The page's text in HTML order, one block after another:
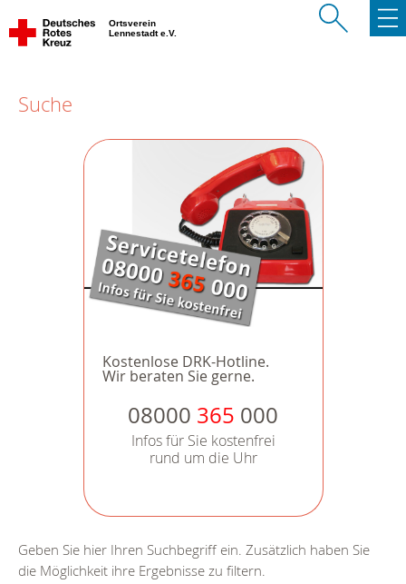
Ortsverein
Lennestadt e.V.
Suche
Kostenlose DRK-Hotline.
Wir beraten Sie gerne.
08000 365 000
Infos für Sie kostenfrei
rund um die Uhr
Geben Sie hier Ihren Suchbegriff ein. Zusätzlich haben Sie
die Möglichkeit ihre Ergebnisse zu filtern.